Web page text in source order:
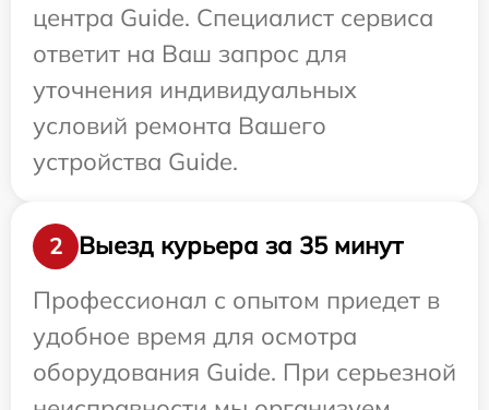
центра Guide. Специалист сервиса
ответит на Ваш запрос для
уточнения индивидуальных
условий ремонта Вашего
устройства Guide.
2
Выезд курьера за 35 минут
Профессионал с опытом приедет в
удобное время для осмотра
оборудования Guide. При серьезной